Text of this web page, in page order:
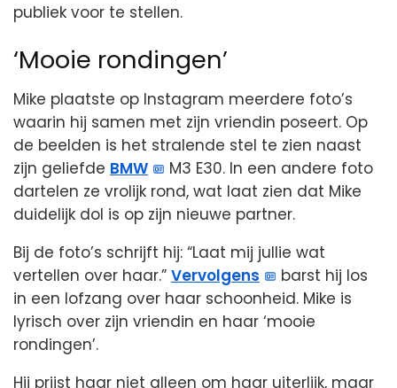
publiek voor te stellen.
‘Mooie rondingen’
Mike plaatste op Instagram meerdere foto’s
waarin hij samen met zijn vriendin poseert. Op
de beelden is het stralende stel te zien naast
zijn geliefde BMW
M3 E30. In een andere foto
dartelen ze vrolijk rond, wat laat zien dat Mike
duidelijk dol is op zijn nieuwe partner.
Bij de foto’s schrijft hij: “Laat mij jullie wat
vertellen over haar.” Vervolgens
barst hij los
in een lofzang over haar schoonheid. Mike is
lyrisch over zijn vriendin en haar ‘mooie
rondingen’.
Hij prijst haar niet alleen om haar uiterlijk, maar